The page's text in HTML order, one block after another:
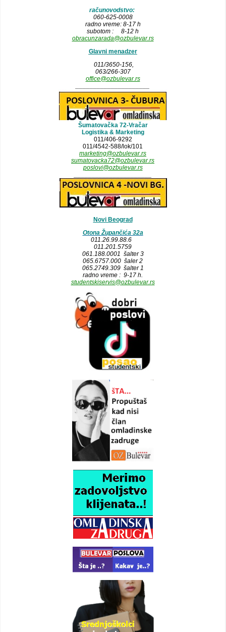
računovodstvo:
060-625-0008
radno vreme: 8-17 h
subotom : 8-12 h
obracunzarada@ozbulevar.rs
Glavni menadzer
011/3650-156,
063/266-307
office@ozbulevar.rs
Šumatovačka 72-Vračar
Logistika & Marketing
011/406-9292
011/4542-588/lok/101
marketing@ozbulevar.rs
sumatovacka72@ozbulevar.rs
poslovi@ozbulevar.rs
Novi Beograd
Otona Župančića 32a
011.26.99.88.6
011.201.5759
061.188.0001 šalter 3
065.6757.000 šaler 2
065.2749.309 šalter 1
radno vreme : 9-17 h.
studentskiservis@ozbulevar.rs